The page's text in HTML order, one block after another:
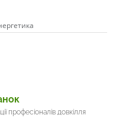
професіоналів довкілля